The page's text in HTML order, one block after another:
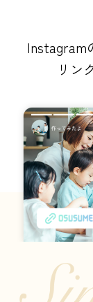
Instagram
リン